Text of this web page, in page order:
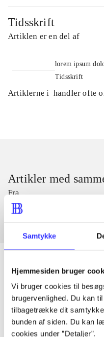
Samtykke
Hjemmesiden bruger
Vi bruger cookies til
brugervenlighed. Du kan
tilbagetrække dit
bunden af siden. Du kan
cookies under ”Detaljer”.
Tidsskrift
Artiklen er en del af
lorem ipsum
Tidsskrift
Artiklerne i handler ofte
Artikler med
Fra
Artikler
Alle registrerede artikler
...